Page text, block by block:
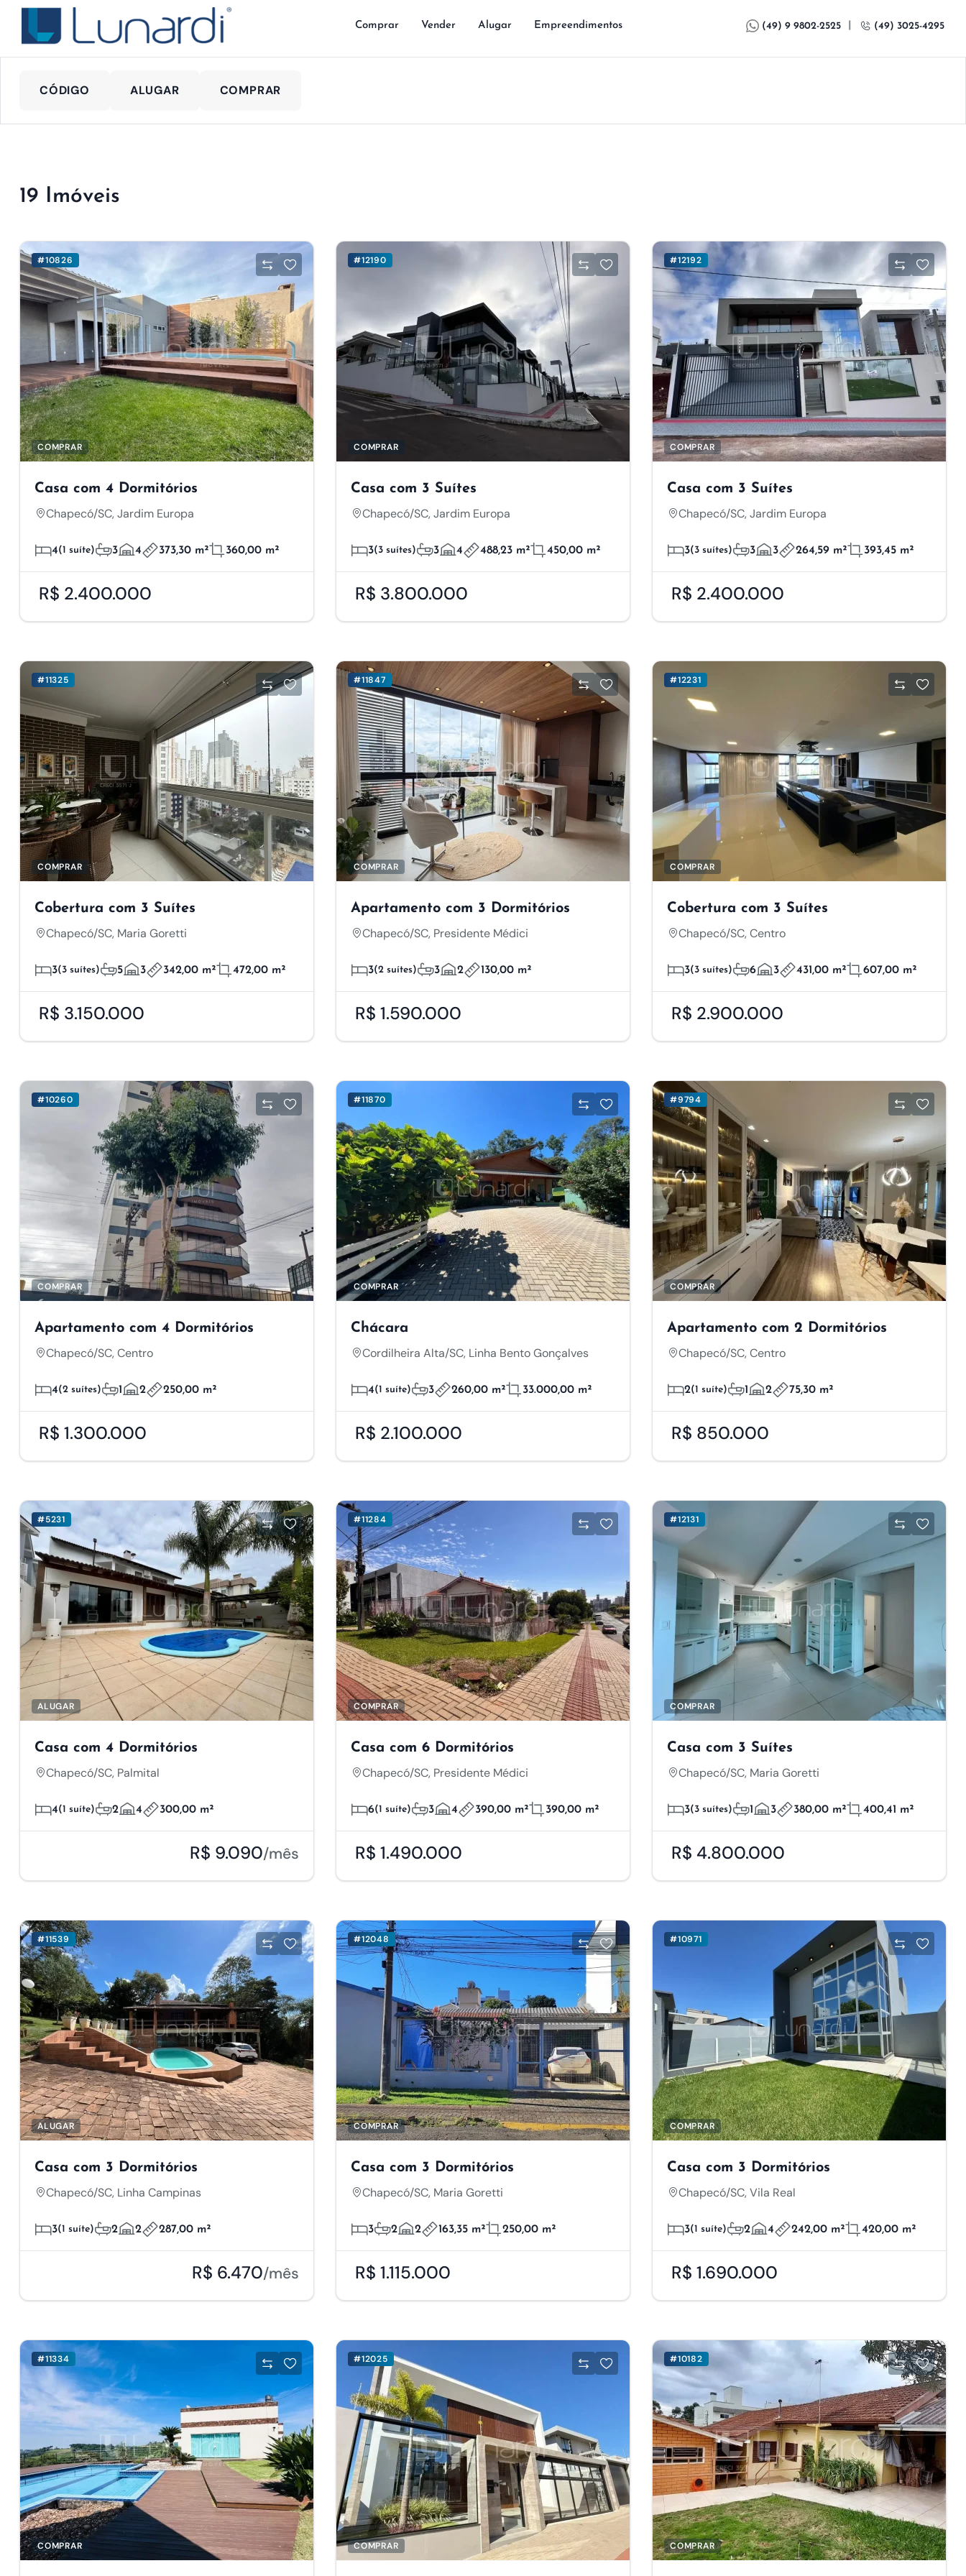
Comprar Vender Alugar Empreendimentos (49) 9 9802-2525 | (49) 3025-4295
CÓDIGO ALUGAR COMPRAR
19 Imóveis
#10826
COMPRAR
Casa com 4 Dormitórios
Chapecó/SC, Jardim Europa
4(1 suíte) 3 4 373,30 m² 360,00 m²
R$ 2.400.000
#12190
COMPRAR
Casa com 3 Suítes
Chapecó/SC, Jardim Europa
3(3 suítes) 3 4 488,23 m² 450,00 m²
R$ 3.800.000
#12192
COMPRAR
Casa com 3 Suítes
Chapecó/SC, Jardim Europa
3(3 suítes) 3 3 264,59 m² 393,45 m²
R$ 2.400.000
#11325
COMPRAR
Cobertura com 3 Suítes
Chapecó/SC, Maria Goretti
3(3 suítes) 5 3 342,00 m² 472,00 m²
R$ 3.150.000
#11847
COMPRAR
Apartamento com 3 Dormitórios
Chapecó/SC, Presidente Médici
3(2 suítes) 3 2 130,00 m²
R$ 1.590.000
#12231
COMPRAR
Cobertura com 3 Suítes
Chapecó/SC, Centro
3(3 suítes) 6 3 431,00 m² 607,00 m²
R$ 2.900.000
#10260
COMPRAR
Apartamento com 4 Dormitórios
Chapecó/SC, Centro
4(2 suítes) 1 2 250,00 m²
R$ 1.300.000
#11870
COMPRAR
Chácara
Cordilheira Alta/SC, Linha Bento Gonçalves
4(1 suíte) 3 260,00 m² 33.000,00 m²
R$ 2.100.000
#9794
COMPRAR
Apartamento com 2 Dormitórios
Chapecó/SC, Centro
2(1 suíte) 1 2 75,30 m²
R$ 850.000
#5231
ALUGAR
Casa com 4 Dormitórios
Chapecó/SC, Palmital
4(1 suíte) 2 4 300,00 m²
R$ 9.090/mês
#11284
COMPRAR
Casa com 6 Dormitórios
Chapecó/SC, Presidente Médici
6(1 suíte) 3 4 390,00 m² 390,00 m²
R$ 1.490.000
#12131
COMPRAR
Casa com 3 Suítes
Chapecó/SC, Maria Goretti
3(3 suítes) 1 3 380,00 m² 400,41 m²
R$ 4.800.000
#11539
ALUGAR
Casa com 3 Dormitórios
Chapecó/SC, Linha Campinas
3(1 suíte) 2 2 287,00 m²
R$ 6.470/mês
#12048
COMPRAR
Casa com 3 Dormitórios
Chapecó/SC, Maria Goretti
3 2 2 163,35 m² 250,00 m²
R$ 1.115.000
#10971
COMPRAR
Casa com 3 Dormitórios
Chapecó/SC, Vila Real
3(1 suíte) 2 4 242,00 m² 420,00 m²
R$ 1.690.000
#11334
COMPRAR
#12025
COMPRAR
#10182
COMPRAR